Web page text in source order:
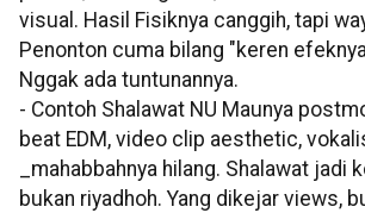
visual. Hasil Fisiknya canggih, tapi
Penonton cuma bilang "keren
Nggak ada tuntunannya.
- Contoh Shalawat NU Maunya
beat EDM, video clip aesthetic,
_mahabbahnya hilang. Shalawat jadi
bukan riyadhoh. Yang dikejar views,